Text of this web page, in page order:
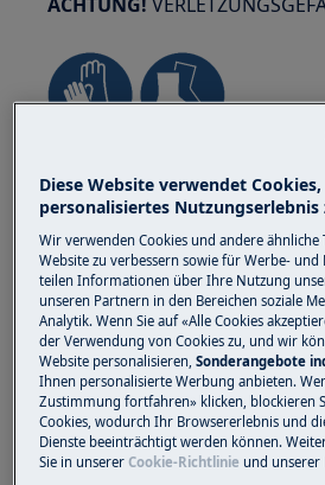
Haushaltsgeräte bewegsch.
isch es am sicherste, wenn
bewege. Verwänd immer
und Sicherheitsschuhe. Trag
d'Sicherheitshandschue
Schnittwunde vo scharfe
Diese Website verwendet
personalisiertes Nutzungserlebnis
Wir verwenden Cookies und andere ähnliche
Website zu verbessern sowie für Werbe-
teilen Informationen über Ihre Nutzung
unseren Partnern in den Bereichen soziale
Analytik. Wenn Sie auf «Alle Cookies
der Verwendung von Cookies zu, und wir
Website personalisieren,Sonderangebote
Ihnen personalisierte Werbung anbieten.
Zustimmung fortfahren» klicken, blockieren
Cookies, wodurch Ihr Browsererlebnis und
Dienste beeinträchtigt werden können.
Sie in unsererCookie-Richtlinie und unserer